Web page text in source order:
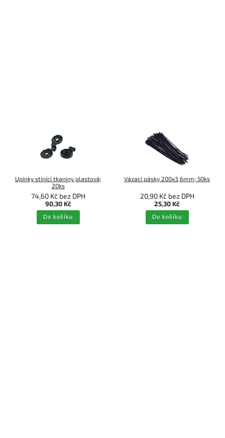
Upínky stínící tkaniny plastová;
20ks
74,60 Kč bez DPH
90,30 Kč
Do košíku
Vázací pásky 200x3,6mm; 50ks
20,90 Kč bez DPH
25,30 Kč
Do košíku